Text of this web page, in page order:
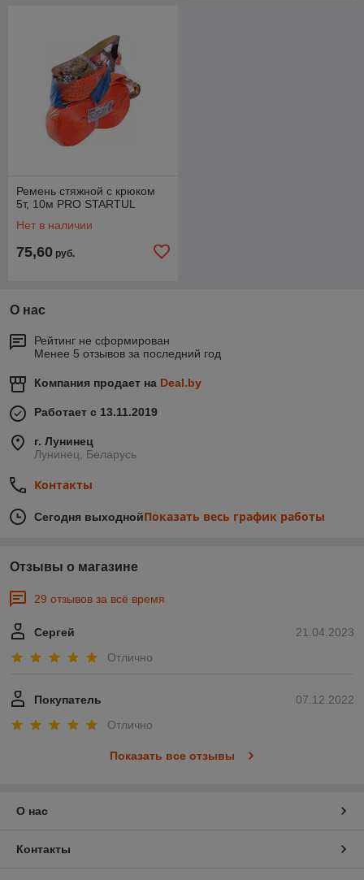
Ремень стяжной с крюком
5т, 10м PRO STARTUL
Нет в наличии
75,60 руб.
О нас
Рейтинг не сформирован
Менее 5 отзывов за последний год
Компания продает на Deal.by
Работает с 13.11.2019
г. Лунинец
Лунинец, Беларусь
Контакты
Сегодня выходнойПоказать весь график работы
Отзывы о магазине
29 отзывов за всё время
21.04.2023
Сергей
Отлично
07.12.2022
Покупатель
Отлично
Показать все отзывы
О нас
Контакты